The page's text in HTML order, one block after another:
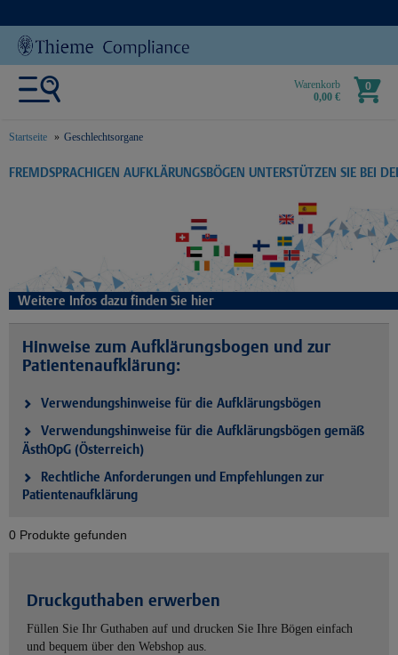
Warenkorb
0,00 €
0
Startseite Geschlechtsorgane
text.skipToContent
text.skipToNavigation
FREMDSPRACHIGEN AUFKLÄRUNGSBÖGEN UNTERSTÜTZEN SIE BEI
Weitere Infos dazu finden Sie hier
Hinweise zum Aufklärungsbogen und zur
Patientenaufklärung:
Verwendungshinweise für die Aufklärungsbögen
Verwendungshinweise für die Aufklärungsbögen gemäß
ÄsthOpG (Österreich)
Rechtliche Anforderungen und Empfehlungen zur
Patientenaufklärung
0 Produkte gefunden
Druckguthaben erwerben
Füllen Sie Ihr Guthaben auf und drucken Sie Ihre Bögen einfach
und bequem über den Webshop aus.